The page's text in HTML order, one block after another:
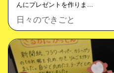
んにプレゼントを作りま…
日々のできごと